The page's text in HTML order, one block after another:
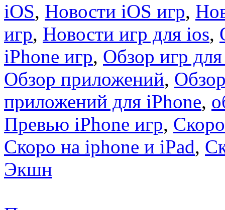
iOS, Новости iOS игр,
игр, Новости игр для ios,
iPhone игр, Обзор игр
Обзор приложений,
приложений для iPhone,
Превью iPhone игр,
Скоро на iphone и iPad,
Экшн